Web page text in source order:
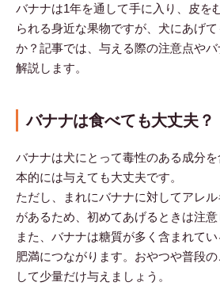
バナナは1年を通して手に入り、皮を
られる身近な果物ですが、犬にあげ
か？記事では、与える際の注意点や
解説します。
バナナは食べても大丈夫？
バナナは犬にとって毒性のある成分
本的には与えても大丈夫です。
ただし、まれにバナナに対してアレ
があるため、初めてあげるときは注意
また、バナナは糖質が多く含まれて
肥満につながります。おやつや普段
して少量だけ与えましょう。